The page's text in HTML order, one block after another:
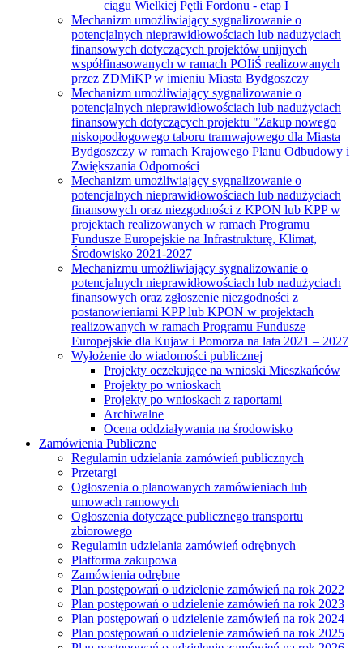
ciągu Wielkiej Pętli Fordonu - etap I
Mechanizm umożliwiający sygnalizowanie o
potencjalnych nieprawidłowościach lub nadużyciach
finansowych dotyczących projektów unijnych
współfinasowanych w ramach POIiŚ realizowanych
przez ZDMiKP w imieniu Miasta Bydgoszczy
Mechanizm umożliwiający sygnalizowanie o
potencjalnych nieprawidłowościach lub nadużyciach
finansowych dotyczących projektu "Zakup nowego
niskopodłogowego taboru tramwajowego dla Miasta
Bydgoszczy w ramach Krajowego Planu Odbudowy i
Zwiększania Odporności
Mechanizm umożliwiający sygnalizowanie o
potencjalnych nieprawidłowościach lub nadużyciach
finansowych oraz niezgodności z KPON lub KPP w
projektach realizowanych w ramach Programu
Fundusze Europejskie na Infrastrukturę, Klimat,
Środowisko 2021-2027
Mechanizmu umożliwiający sygnalizowanie o
potencjalnych nieprawidłowościach lub nadużyciach
finansowych oraz zgłoszenie niezgodności z
postanowieniami KPP lub KPON w projektach
realizowanych w ramach Programu Fundusze
Europejskie dla Kujaw i Pomorza na lata 2021 – 2027
Wyłożenie do wiadomości publicznej
Projekty oczekujące na wnioski Mieszkańców
Projekty po wnioskach
Projekty po wnioskach z raportami
Archiwalne
Ocena oddziaływania na środowisko
Zamówienia Publiczne
Regulamin udzielania zamówień publicznych
Przetargi
Ogłoszenia o planowanych zamówieniach lub
umowach ramowych
Ogłoszenia dotyczące publicznego transportu
zbiorowego
Regulamin udzielania zamówień odrębnych
Platforma zakupowa
Zamówienia odrębne
Plan postępowań o udzielenie zamówień na rok 2022
Plan postępowań o udzielenie zamówień na rok 2023
Plan postępowań o udzielenie zamówień na rok 2024
Plan postępowań o udzielenie zamówień na rok 2025